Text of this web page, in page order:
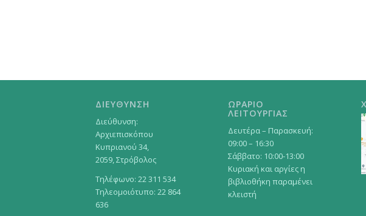
ΔΙΕΥΘΥΝΣΗ
Διεύθυνση:
Αρχιεπισκόπου
Κυπριανού 34,
2059, Στρόβολος
Τηλέφωνο: 22 311 534
Τηλεομοιότυπο: 22 864
636
ΩΡΑΡΙΟ
ΛΕΙΤΟΥΡΓΙΑΣ
Δευτέρα – Παρασκευή:
09:00 – 16:30
Σάββατο: 10:00-13:00
Κυριακή και αργίες η
βιβλιοθήκη παραμένει
κλειστή